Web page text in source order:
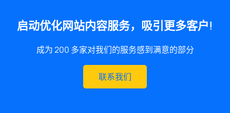
启动优化网站内容服务，吸引更多客户!
成为 200 多家对我们的服务感到满意的部分
联系我们